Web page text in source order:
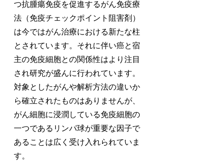
つ抗腫瘍免疫を促進するがん免疫療
法（免疫チェックポイント阻害剤）
は今ではがん治療における新たな柱
とされています。それに伴い癌と宿
主の免疫細胞との関係性はより注目
され研究が盛んに行われています。
対象としたがんや解析方法の違いか
ら確立されたものはありませんが、
がん細胞に浸潤している免疫細胞の
一つであるリンパ球が重要な因子で
あることは広く受け入れられていま
す。